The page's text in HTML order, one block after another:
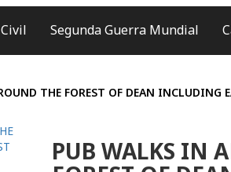
Segunda Guerra Mundial
THE FOREST OF DEAN INCLUDING
PUB WALKS IN